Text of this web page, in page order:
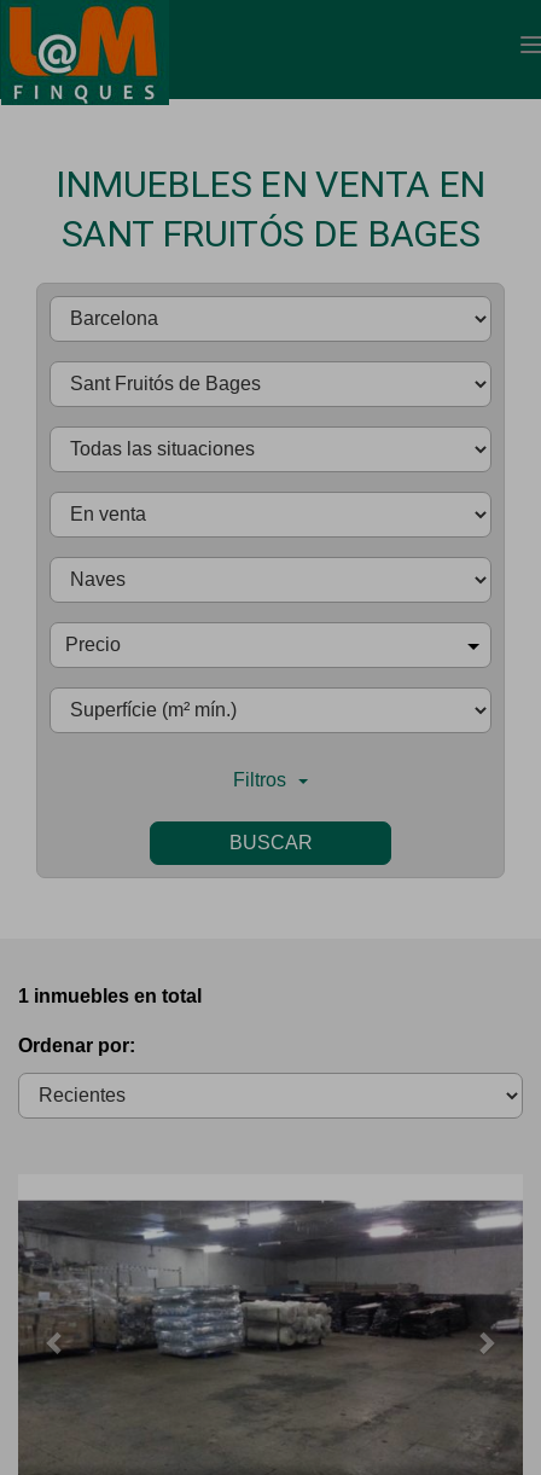
INMUEBLES EN VENTA EN
SANT FRUITÓS DE BAGES
Precio
Filtros
BUSCAR
1 inmuebles en total
Ordenar por: